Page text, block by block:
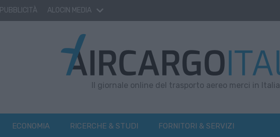
PUBBLICITÀ ALOCIN MEDIA
Il giornale online del trasporto aereo merci in Italia
ECONOMIA RICERCHE & STUDI FORNITORI & SERVIZI